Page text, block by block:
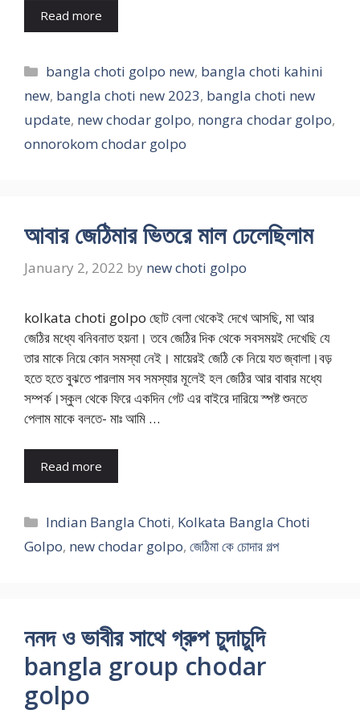
Read more
Categories
bangla choti golpo new, bangla choti kahini
new, bangla choti new 2023, bangla choti new
update, new chodar golpo, nongra chodar golpo,
onnorokom chodar golpo
আবার জেঠিমার ভিতরে মাল ঢেলেছিলাম
January 2, 2022 by new choti golpo
kolkata choti golpo ছোট বেলা থেকেই দেখে আসছি, মা আর
জেঠির মধ্যে বনিবনাত হয়না। তবে জেঠির দিক থেকে সবসময়ই দেখেছি যে
তার মাকে নিয়ে কোন সমস্যা নেই। মায়েরই জেঠি কে নিয়ে যত জ্বালা।বড়
হতে হতে বুঝতে পারলাম সব সমস্যার মূলেই হল জেঠির আর বাবার মধ্যে
সম্পর্ক।স্কুল থেকে ফিরে একদিন গেট এর বাইরে দারিয়ে স্পষ্ট শুনতে
পেলাম মাকে বলতে- মাঃ আমি …
Read more
Categories
Indian Bangla Choti, Kolkata Bangla Choti
Golpo, new chodar golpo, জেঠিমা কে চোদার গল্প
ননদ ও ভাবীর সাথে গ্রুপ চুদাচুদি
bangla group chodar
golpo